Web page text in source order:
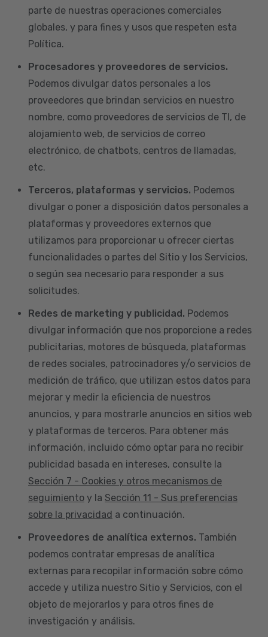
parte de nuestras operaciones comerciales
globales, y para fines y usos que respeten esta
Política.
Procesadores y proveedores de servicios.
Podemos divulgar datos personales a los
proveedores que brindan servicios en nuestro
nombre, como proveedores de servicios de TI, de
alojamiento web, de servicios de correo
electrónico, de chatbots, centros de llamadas,
etc.
Terceros, plataformas y servicios. Podemos
divulgar o poner a disposición datos personales a
plataformas y proveedores externos que
utilizamos para proporcionar u ofrecer ciertas
funcionalidades o partes del Sitio y los Servicios,
o según sea necesario para responder a sus
solicitudes.
Redes de marketing y publicidad. Podemos
divulgar información que nos proporcione a redes
publicitarias, motores de búsqueda, plataformas
de redes sociales, patrocinadores y/o servicios de
medición de tráfico, que utilizan estos datos para
mejorar y medir la eficiencia de nuestros
anuncios, y para mostrarle anuncios en sitios web
y plataformas de terceros. Para obtener más
información, incluido cómo optar para no recibir
publicidad basada en intereses, consulte la
Sección 7 - Cookies y otros mecanismos de
seguimiento y la Sección 11 - Sus preferencias
sobre la privacidad a continuación.
Proveedores de analítica externos. También
podemos contratar empresas de analítica
externas para recopilar información sobre cómo
accede y utiliza nuestro Sitio y Servicios, con el
objeto de mejorarlos y para otros fines de
investigación y análisis.